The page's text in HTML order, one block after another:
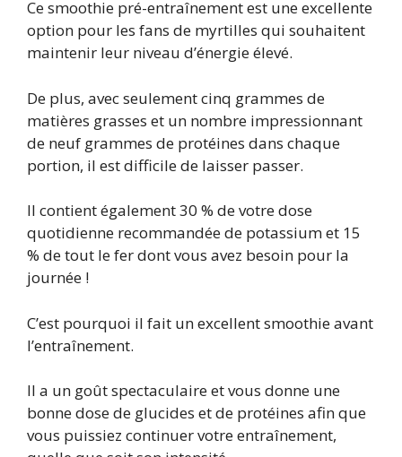
Ce smoothie pré-entraînement est une excellente
option pour les fans de myrtilles qui souhaitent
maintenir leur niveau d’énergie élevé.
De plus, avec seulement cinq grammes de
matières grasses et un nombre impressionnant
de neuf grammes de protéines dans chaque
portion, il est difficile de laisser passer.
Il contient également 30 % de votre dose
quotidienne recommandée de potassium et 15
% de tout le fer dont vous avez besoin pour la
journée !
C’est pourquoi il fait un excellent smoothie avant
l’entraînement.
Il a un goût spectaculaire et vous donne une
bonne dose de glucides et de protéines afin que
vous puissiez continuer votre entraînement,